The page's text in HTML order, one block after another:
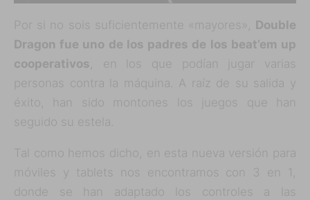
Por si no sois suficientemente «mayores», Double
Dragon fue uno de los padres de los beat’em up
cooperativos , en los que podían jugar varias
personas contra la máquina. A raíz de su salida y
éxito, han sido montones los juegos que han
seguido su estela.
Tal como hemos dicho, en esta nueva versión para
móviles y tablets nos encontramos con 3 en 1,
donde se han adaptado los controles a las